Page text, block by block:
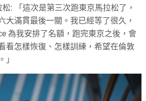
: 「這次是第三次跑東京馬拉松了，
大滿貫最後一關。我已經等了很久，
為我安排了名額，跑完東京之後，會
看怎樣恢復、怎樣訓練，希望在倫敦
」